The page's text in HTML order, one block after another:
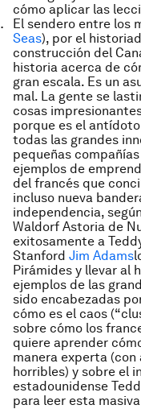
cómo aplicar las
El sendero entre los
Seas), por el
construcción del
historia acerca de
gran escala. Es un
mal. La gente se
cosas
porque es el
todas las grandes
pequeñas
ejemplos de
del francés que
incluso nueva
independencia,
Waldorf Astoria de
exitosamente a
Stanford Jim Adams
Pirámides y llevar al
ejemplos de las
sido encabezadas
cómo es el caos
sobre cómo los
quiere aprender
manera experta
horribles) y sobre el
estadounidense
para leer esta